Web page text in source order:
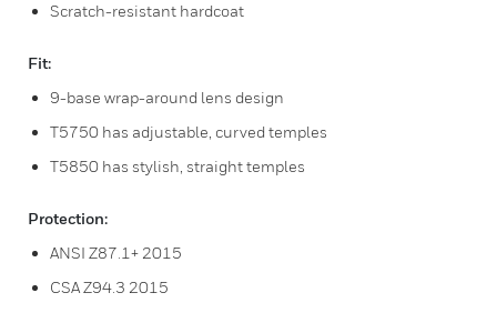
Scratch-resistant hardcoat
Fit:
9-base wrap-around lens design
T5750 has adjustable, curved temples
T5850 has stylish, straight temples
Protection:
ANSI Z87.1+ 2015
CSA Z94.3 2015